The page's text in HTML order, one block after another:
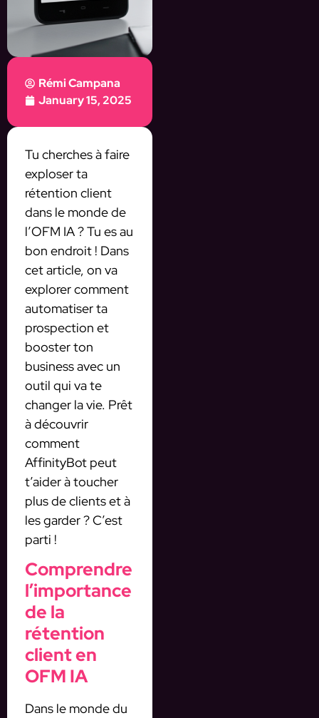
Rémi Campana
January 15, 2025
Tu cherches à faire
exploser ta
rétention client
dans le monde de
l’OFM IA ? Tu es au
bon endroit ! Dans
cet article, on va
explorer comment
automatiser ta
prospection et
booster ton
business avec un
outil qui va te
changer la vie. Prêt
à découvrir
comment
AffinityBot peut
t’aider à toucher
plus de clients et à
les garder ? C’est
parti !
Comprendre
l’importance
de la
rétention
client en
OFM IA
Dans le monde du